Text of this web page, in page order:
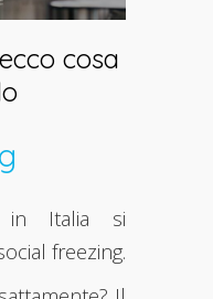
cosa
in Italia si
freezing.